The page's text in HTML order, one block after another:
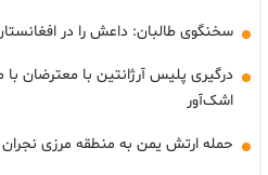
سخنگوی طالبان: داعش را در
درگیری پلیس آرژانتین با معترضان
اشک‌آور
حمله ارتش یمن به منطقه مرزی